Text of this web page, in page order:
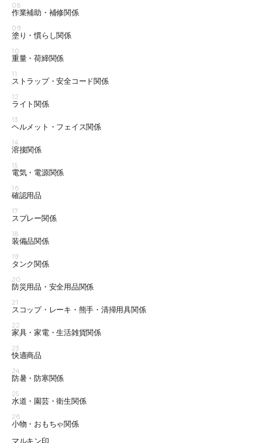
08
作業補助・補修関係
09
塗り・慣らし関係
10
重量・荷締関係
11
ストラップ・安全コード関係
12
ライト関係
13
ヘルメット・フェイス関係
14
溶接関係
15
電気・電源関係
16
確認用品
17
スプレー関係
18
装備品関係
19
タンク関係
20
防災用品・安全用品関係
21
スコップ・レーキ・熊手・清掃用具関係
22
家具・家電・生活雑貨関係
23
快適商品
24
防暑・防寒関係
25
水道・園芸・衛生関係
26
小物・おもちゃ関係
マルキン印